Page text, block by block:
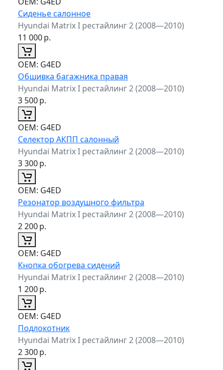
Сиденье салонное
Hyundai Matrix I рестайлинг 2 (2008—2010)
11 000р.
ОЕМ: G4ED
Обшивка багажника правая
Hyundai Matrix I рестайлинг 2 (2008—2010)
3 500р.
ОЕМ: G4ED
Селектор АКПП салонный
Hyundai Matrix I рестайлинг 2 (2008—2010)
3 300р.
ОЕМ: G4ED
Резонатор воздушного фильтра
Hyundai Matrix I рестайлинг 2 (2008—2010)
2 200р.
ОЕМ: G4ED
Кнопка обогрева сидений
Hyundai Matrix I рестайлинг 2 (2008—2010)
1 200р.
ОЕМ: G4ED
Подлокотник
Hyundai Matrix I рестайлинг 2 (2008—2010)
2 300р.